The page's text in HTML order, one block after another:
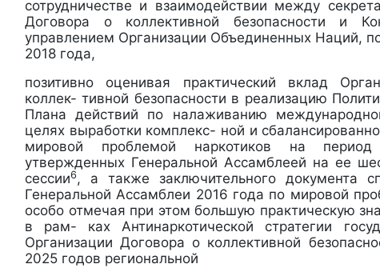
сотрудничестве и взаимодействии между
Договора о коллективной безопасности и
управлением Организации Объединенных Наций,
2018 года,
позитивно оценивая практический вклад
коллек- тивной безопасности в реализацию
Плана действий по налаживанию
целях выработки комплекс- ной и
мировой проблемой наркотиков на
утвержденных Генеральной Ассамблеей на ее
сессии6, а также заключительного документа
Генеральной Ассамблеи 2016 года по мировой
особо отмечая при этом большую практическую
в рам- ках Антинаркотической стратегии
Организации Договора о коллективной
2025 годов региональной